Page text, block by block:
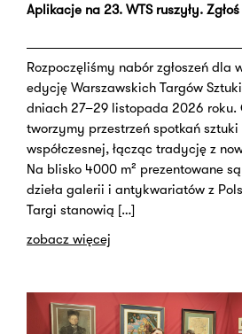
Aplikacje na 23. WTS ruszyły.
Rozpoczęliśmy nabór zgłoszeń dla
edycję Warszawskich Targów
dniach 27–29 listopada 2026
tworzymy przestrzeń spotkań
współczesnej, łącząc tradycję z
Na blisko 4000 m² prezentowane
dzieła galerii i antykwariatów z
Targi stanowią […]
zobacz więcej